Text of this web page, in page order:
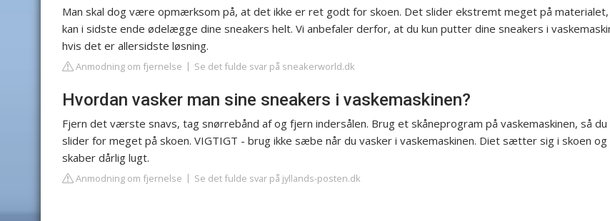
Man skal dog være opmærksom på, at det ikke er ret godt for skoen. Det slider ekstremt meget på
kan i sidste ende ødelægge dine sneakers helt. Vi anbefaler derfor, at du kun putter dine sneakers i
hvis det er allersidste løsning.
Anmodning om fjernelse Se det fulde svar på sneakerworld.dk
Hvordan vasker man sine sneakers i vaskemaskinen?
Fjern det værste snavs, tag snørrebånd af og fjern indersålen. Brug et skåneprogram på vaskemaskinen, så du
slider for meget på skoen. VIGTIGT - brug ikke sæbe når du vasker i vaskemaskinen. Diet sætter sig i skoen og
skaber dårlig lugt.
Anmodning om fjernelse Se det fulde svar på jyllands-posten.dk